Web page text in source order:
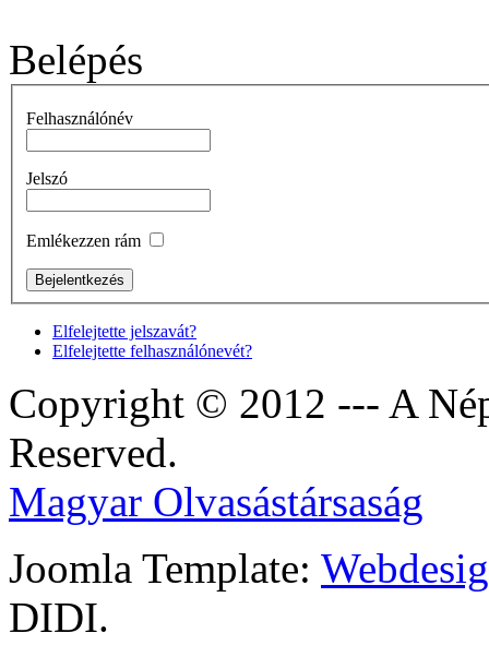
Belépés
Felhasználónév
Jelszó
Emlékezzen rám
Elfelejtette jelszavát?
Elfelejtette felhasználónevét?
Copyright © 2012 --- A
Reserved.
Magyar Olvasástársaság
Joomla Template:
DIDI.